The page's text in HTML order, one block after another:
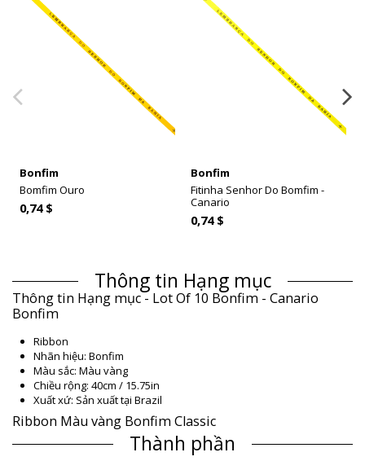
Bonfim
Bomfim Ouro
0,74 $
Bonfim
Fitinha Senhor Do Bomfim -
Canario
0,74 $
Thông tin Hạng mục
Thông tin Hạng mục - Lot Of 10 Bonfim - Canario
Bonfim
Ribbon
Nhãn hiệu: Bonfim
Màu sắc: Màu vàng
Chiều rộng: 40cm / 15.75in
Xuất xứ: Sản xuất tại Brazil
Ribbon Màu vàng Bonfim Classic
Thành phần